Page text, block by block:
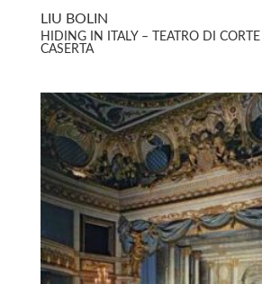
LIU BOLIN
HIDING IN ITALY – TEATRO DI CORTE
CASERTA